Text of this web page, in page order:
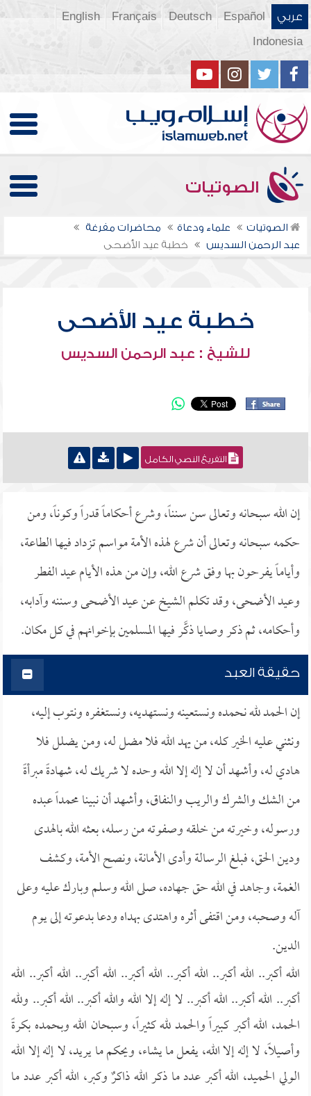
عربي Español
Deutsch
Français
English
Indonesia
الصوتيات
الصوتيات علماء ودعاة
محاضرات مفرغة
عبد الرحمن السديس
خطبة عيد الأضحى
خطبة عيد الأضحى
للشيخ : عبد الرحمن السديس
التفريغ النصي الكامل
إن الله سبحانه وتعالى سن سنناً، وشرع أحكاماً قدراً وكوناً، ومن
حكمه سبحانه وتعالى أن شرع لهذه الأمة مواسم تزداد فيها الطاعة،
وأياماً يفرحون بها وفق شرع الله، وإن من هذه الأيام عيد الفطر
وعيد الأضحى، وقد تكلم الشيخ عن عيد الأضحى وسننه وآدابه،
وأحكامه، ثم ذكر وصايا ذكَّر فيها المسلمين بإخوانهم في كل مكان.
حقيقة العبد
إن الحمد لله نحمده ونستعينه ونستهديه، ونستغفره ونتوب إليه،
ونثني عليه الخير كله، من يهد الله فلا مضل له، ومن يضلل فلا
هادي له، وأشهد أن لا إله إلا الله وحده لا شريك له، شهادةً مبرأةً
من الشك والشرك والريب والنفاق، وأشهد أن نبينا محمداً عبده
ورسوله، وخيرته من خلقه وصفوته من رسله، بعثه الله بالهدى
ودين الحق، فبلغ الرسالة وأدى الأمانة، ونصح الأمة، وكشف
الغمة، وجاهد في الله حق جهاده، صلى الله وسلم وبارك عليه وعلى
آله وصحبه، ومن اقتفى أثره واهتدى بهداه ودعا بدعوته إلى يوم
الدين.
الله أكبر.. الله أكبر.. الله أكبر.. الله أكبر.. الله أكبر.. الله أكبر.. الله
أكبر.. الله أكبر.. الله أكبر.. لا إله إلا الله والله أكبر.. الله أكبر.. ولله
الحمد، الله أكبر كبيراً والحمد لله كثيراً، وسبحان الله وبحمده بكرةً
وأصيلاً، لا إله إلا الله، يفعل ما يشاء، ويحكم ما يريد، لا إله إلا الله
الولي الحميد، الله أكبر عدد ما ذكر الله ذاكرٌ وكبر، الله أكبر عدد ما